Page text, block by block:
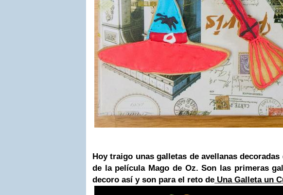
Hoy traigo unas galletas de avellanas decoradas
de la película Mago de Oz. Son las primeras
decoro así y son para el reto de Una Galleta un